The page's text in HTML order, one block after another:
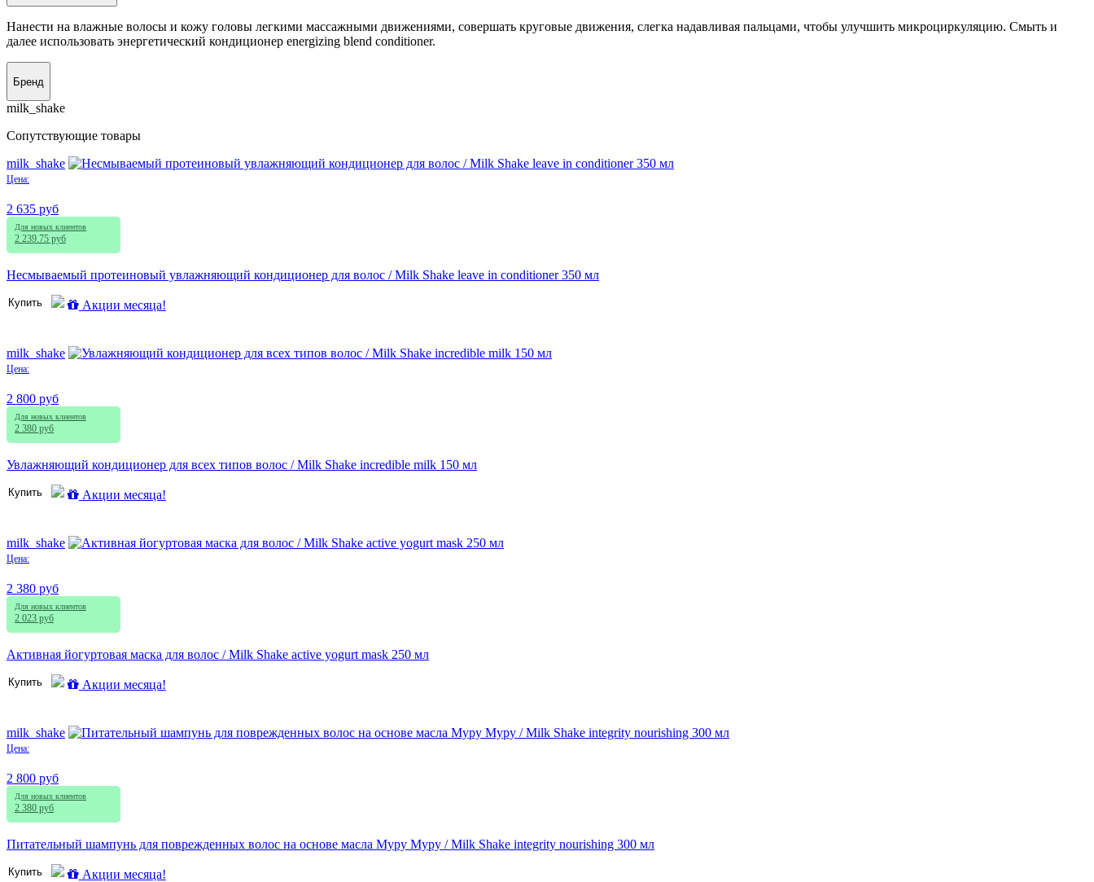
Нанести на влажные волосы и кожу головы легкими массажными движениями, совершать круговые движения, слегка надавливая пальцами, чтобы улучшить микроциркуляцию. Смыть и
далее использовать энергетический кондиционер energizing blend conditioner.
Бренд
milk_shake
Сопутствующие товары
milk_shake
Цена:
2 635 руб
Для новых клиентов
2 239.75 руб
Несмываемый протеиновый увлажняющий кондиционер для волос / Milk Shake leave in conditioner 350 мл
Купить Акции месяца!
milk_shake
Цена:
2 800 руб
Для новых клиентов
2 380 руб
Увлажняющий кондиционер для всех типов волос / Milk Shake incredible milk 150 мл
Купить Акции месяца!
milk_shake
Цена:
2 380 руб
Для новых клиентов
2 023 руб
Активная йогуртовая маска для волос / Milk Shake active yogurt mask 250 мл
Купить Акции месяца!
milk_shake
Цена:
2 800 руб
Для новых клиентов
2 380 руб
Питательный шампунь для поврежденных волос на основе масла Муру Муру / Milk Shake integrity nourishing 300 мл
Купить Акции месяца!